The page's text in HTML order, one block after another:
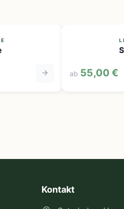
ab 55,00 €
Kontakt